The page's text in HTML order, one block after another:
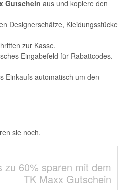
Gutschein aus und kopiere den
Designerschätze, Kleidungsstücke
zur Kasse.
Eingabefeld für Rabattcodes.
Einkaufs automatisch um den
sie noch.
zu 60% sparen mit dem
TK Maxx Gutschein